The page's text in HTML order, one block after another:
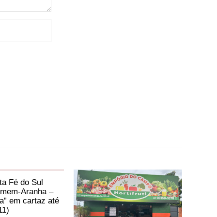
Fé do Sul
Aranha –
em cartaz até